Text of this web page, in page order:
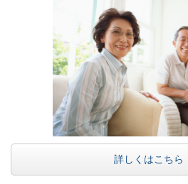
詳しくはこちら